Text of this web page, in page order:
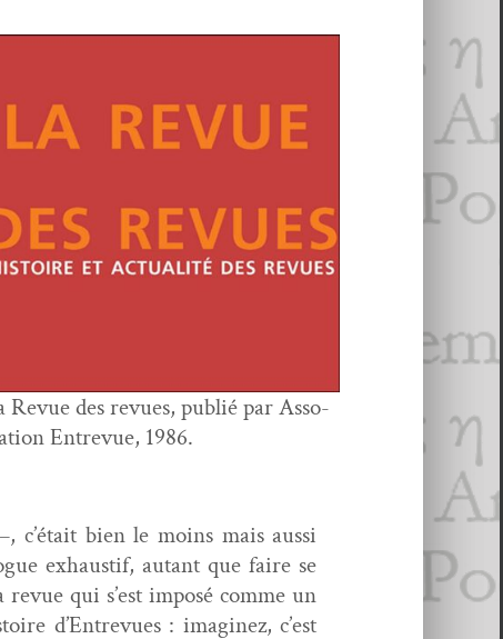
Revue des revues, pub­lié par Asso­
Entre­vue, 1986.
c’était bien le moins mais aus­si
exhaus­tif, autant que faire se
qui s’est imposé comme un
d’Entrevues : imag­inez, c’est